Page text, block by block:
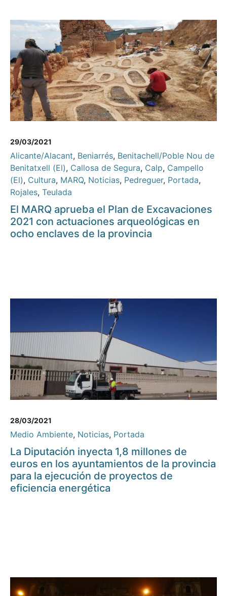
29/03/2021
Alicante/Alacant, Beniarrés, Benitachell/Poble Nou de
Benitatxell (El), Callosa de Segura, Calp, Campello
(El), Cultura, MARQ, Noticias, Pedreguer, Portada,
Rojales, Teulada
El MARQ aprueba el Plan de Excavaciones
2021 con actuaciones arqueológicas en
ocho enclaves de la provincia
28/03/2021
Medio Ambiente, Noticias, Portada
La Diputación inyecta 1,8 millones de
euros en los ayuntamientos de la provincia
para la ejecución de proyectos de
eficiencia energética